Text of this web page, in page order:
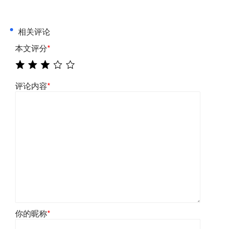
相关评论
本文评分*
评论内容*
你的昵称*